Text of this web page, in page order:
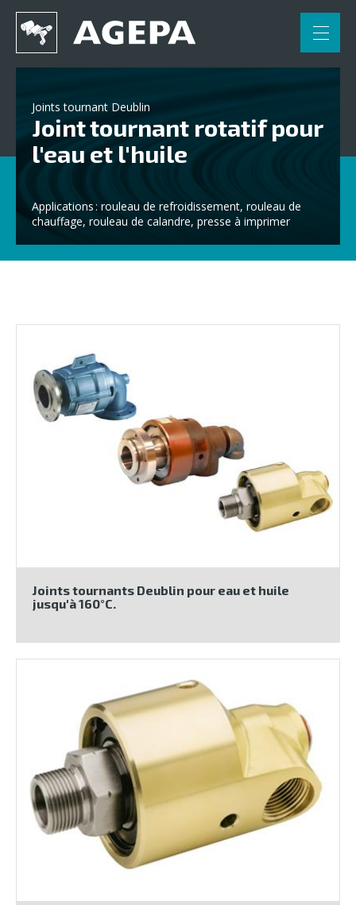
FR NL
Applications
Engineering
Partenaires
Contact
Joints tournant Deublin
Joint tournant rotatif pour
l'eau et l'huile
Applications : rouleau de refroidissement, rouleau de
chauffage, rouleau de calandre, presse à imprimer
Joints tournants Deublin pour eau et huile
jusqu'à 160°C.